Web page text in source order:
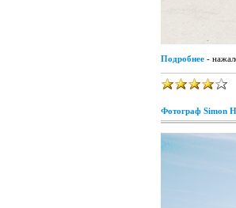
Подробнее -
Фотограф Simon